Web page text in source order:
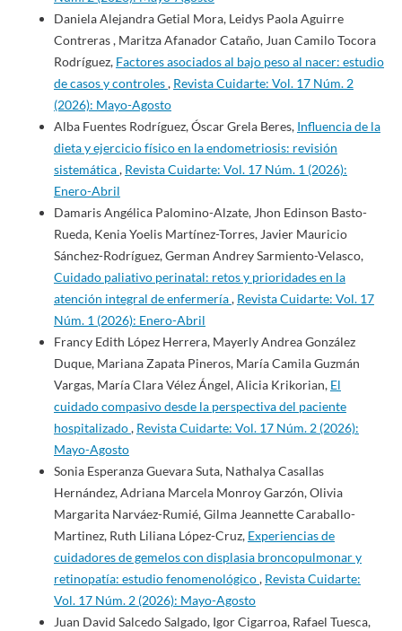
Daniela Alejandra Getial Mora, Leidys Paola Aguirre
Contreras , Maritza Afanador Cataño, Juan Camilo Tocora
Rodríguez, Factores asociados al bajo peso al nacer: estudio
de casos y controles, Revista Cuidarte: Vol. 17 Núm. 2
(2026): Mayo-Agosto
Alba Fuentes Rodríguez, Óscar Grela Beres, Influencia de la
dieta y ejercicio físico en la endometriosis: revisión
sistemática, Revista Cuidarte: Vol. 17 Núm. 1 (2026):
Enero-Abril
Damaris Angélica Palomino-Alzate, Jhon Edinson Basto-
Rueda, Kenia Yoelis Martínez-Torres, Javier Mauricio
Sánchez-Rodríguez, German Andrey Sarmiento-Velasco,
Cuidado paliativo perinatal: retos y prioridades en la
atención integral de enfermería, Revista Cuidarte: Vol. 17
Núm. 1 (2026): Enero-Abril
Francy Edith López Herrera, Mayerly Andrea González
Duque, Mariana Zapata Pineros, María Camila Guzmán
Vargas, María Clara Vélez Ángel, Alicia Krikorian, El
cuidado compasivo desde la perspectiva del paciente
hospitalizado, Revista Cuidarte: Vol. 17 Núm. 2 (2026):
Mayo-Agosto
Sonia Esperanza Guevara Suta, Nathalya Casallas
Hernández, Adriana Marcela Monroy Garzón, Olivia
Margarita Narváez-Rumié, Gilma Jeannette Caraballo-
Martinez, Ruth Liliana López-Cruz, Experiencias de
cuidadores de gemelos con displasia broncopulmonar y
retinopatía: estudio fenomenológico, Revista Cuidarte:
Vol. 17 Núm. 2 (2026): Mayo-Agosto
Juan David Salcedo Salgado, Igor Cigarroa, Rafael Tuesca,